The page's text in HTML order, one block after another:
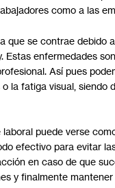
como a las
que se contrae debido
enfermedades
Así pues
la fatiga visual, siendo
puede verse
efectivo para evitar
en caso de que
y finalmente